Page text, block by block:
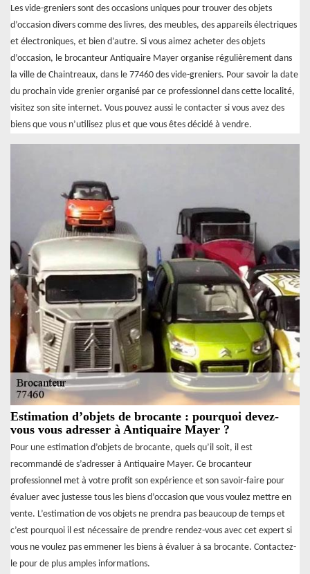
Les vide-greniers sont des occasions uniques pour trouver des objets
d’occasion divers comme des livres, des meubles, des appareils électriques
et électroniques, et bien d’autre. Si vous aimez acheter des objets
d’occasion, le brocanteur Antiquaire Mayer organise régulièrement dans
la ville de Chaintreaux, dans le 77460 des vide-greniers. Pour savoir la date
du prochain vide grenier organisé par ce professionnel dans cette localité,
visitez son site internet. Vous pouvez aussi le contacter si vous avez des
biens que vous n’utilisez plus et que vous êtes décidé à vendre.
Estimation d’objets de brocante : pourquoi devez-
vous vous adresser à Antiquaire Mayer ?
Pour une estimation d’objets de brocante, quels qu’il soit, il est
recommandé de s’adresser à Antiquaire Mayer. Ce brocanteur
professionnel met à votre profit son expérience et son savoir-faire pour
évaluer avec justesse tous les biens d’occasion que vous voulez mettre en
vente. L’estimation de vos objets ne prendra pas beaucoup de temps et
c’est pourquoi il est nécessaire de prendre rendez-vous avec cet expert si
vous ne voulez pas emmener les biens à évaluer à sa brocante. Contactez-
le pour de plus amples informations.